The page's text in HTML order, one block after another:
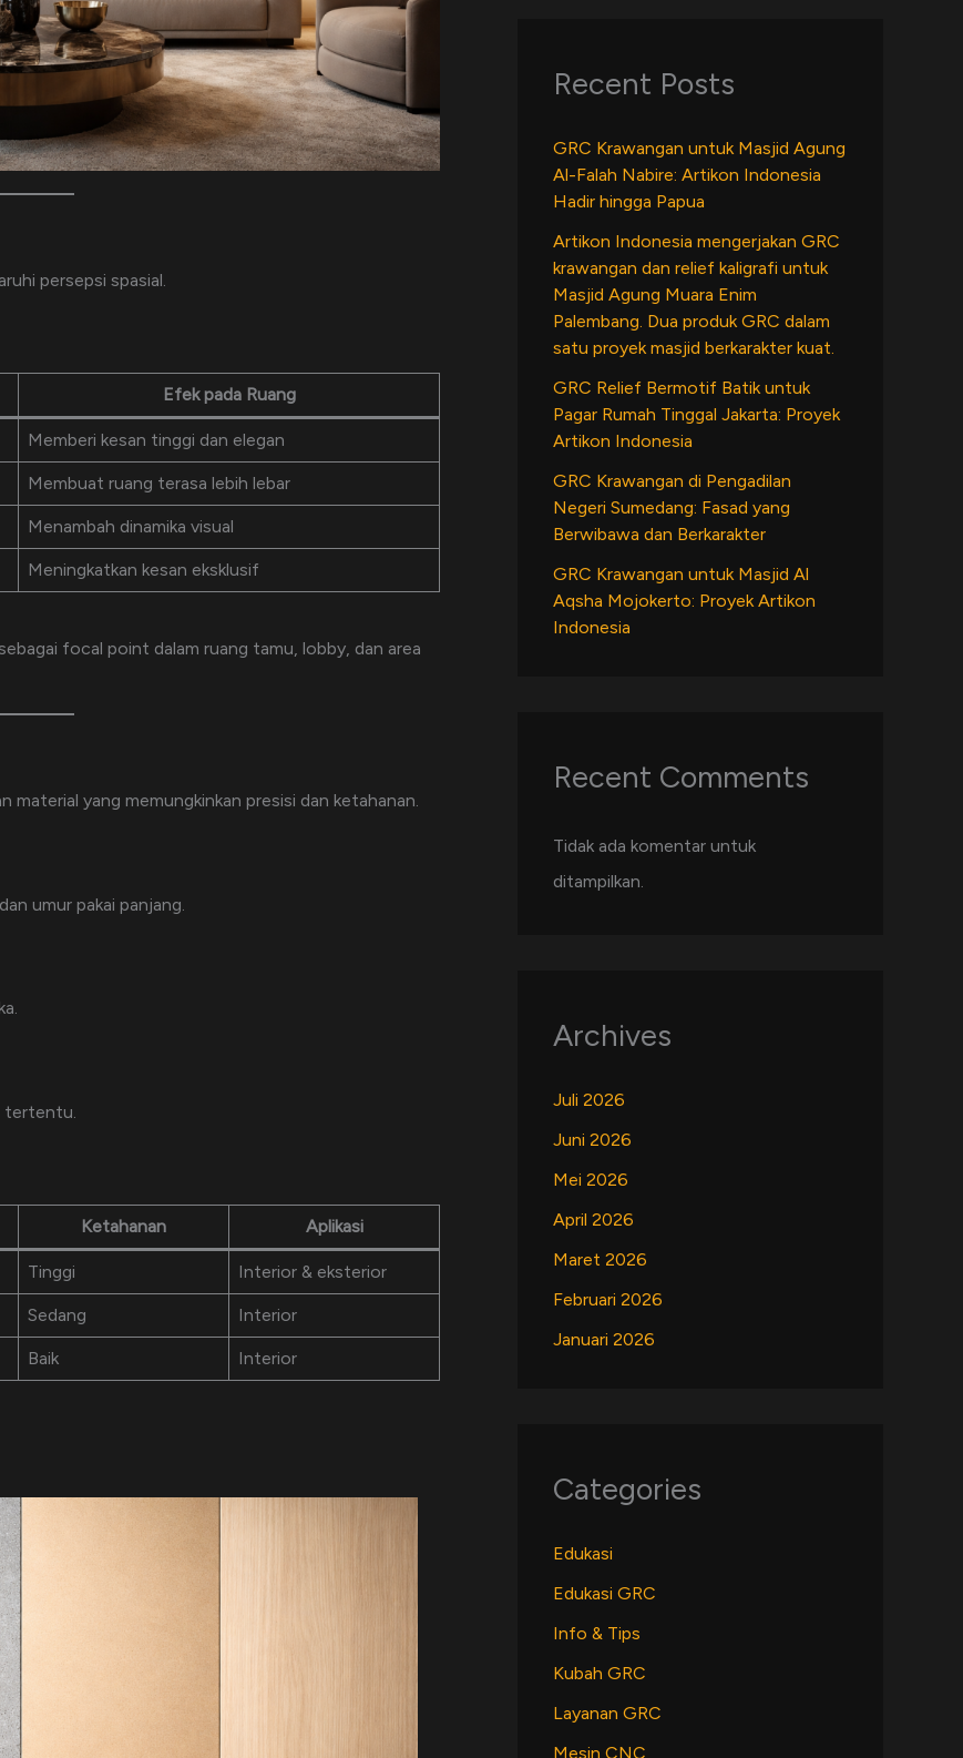
persepsi spasial.
Efek pada Ruang
Memberi kesan tinggi dan elegan
Membuat ruang terasa lebih lebar
Menambah dinamika visual
Meningkatkan kesan eksklusif
focal point dalam ruang tamu, lobby, dan area
material yang memungkinkan presisi dan ketahanan.
umur pakai panjang.
tertentu.
Ketahanan Aplikasi
Tinggi Interior & eksterior
Sedang Interior
Baik Interior
Recent Posts
GRC Krawangan untuk Masjid Agung
Al-Falah Nabire: Artikon Indonesia
Hadir hingga Papua
Artikon Indonesia mengerjakan GRC
krawangan dan relief kaligrafi untuk
Masjid Agung Muara Enim
Palembang. Dua produk GRC dalam
satu proyek masjid berkarakter kuat.
GRC Relief Bermotif Batik untuk
Pagar Rumah Tinggal Jakarta: Proyek
Artikon Indonesia
GRC Krawangan di Pengadilan
Negeri Sumedang: Fasad yang
Berwibawa dan Berkarakter
GRC Krawangan untuk Masjid Al
Aqsha Mojokerto: Proyek Artikon
Indonesia
Recent Comments
Tidak ada komentar untuk
ditampilkan.
Archives
Juli 2026
Juni 2026
Mei 2026
April 2026
Maret 2026
Februari 2026
Januari 2026
Categories
Edukasi
Edukasi GRC
Info & Tips
Kubah GRC
Layanan GRC
Mesin CNC